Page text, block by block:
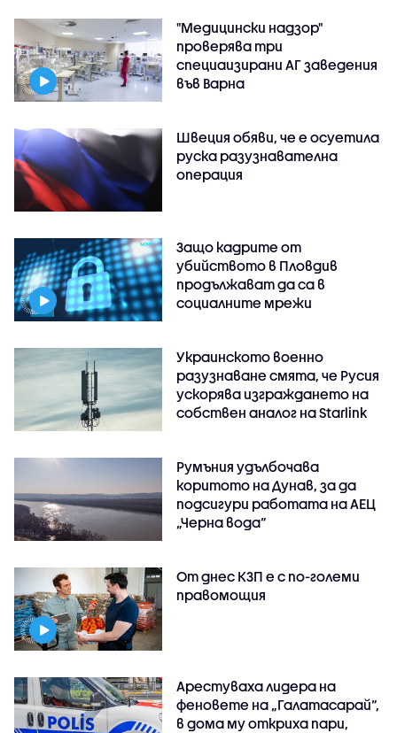
"Медицински надзор"
проверява три
специаизирани АГ заведения
във Варнa
Швеция обяви, че е осуетила
руска разузнавателна
операция
Защо кадрите от
убийството в Пловдив
продължават да са в
социалните мрежи
Украинското военно
разузнаване смята, че Русия
ускорява изграждането на
собствен аналог на Starlink
Румъния удълбочава
коритото на Дунав, за да
подсигури работата на АЕЦ
„Черна вода“
От днес КЗП е с по-големи
правомощия
Арестуваха лидера на
феновете на „Галатасарай“,
в дома му откриха пари,